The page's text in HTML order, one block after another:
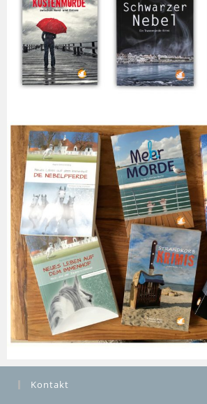
Kontakt